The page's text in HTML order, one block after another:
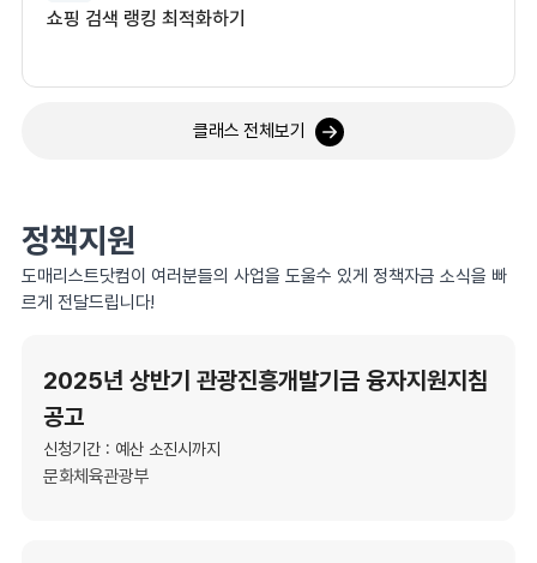
쇼핑 검색 랭킹 최적화하기
클래스 전체보기
정책지원
도매리스트닷컴이 여러분들의 사업을 도울수 있게 정책자금 소식을 빠
르게 전달드립니다!
2025년 상반기 관광진흥개발기금 융자지원지침
공고
신청기간 : 예산 소진시까지
문화체육관광부